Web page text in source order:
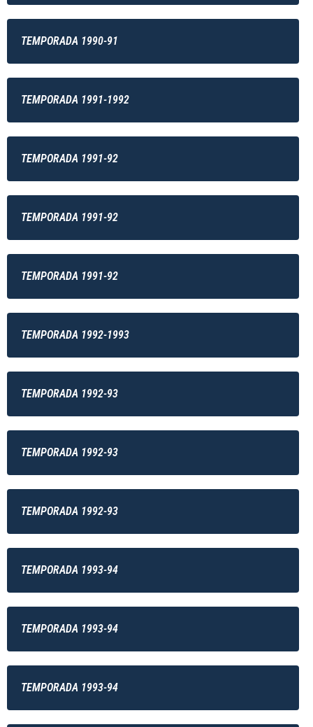
TEMPORADA 1990-91
TEMPORADA 1991-1992
TEMPORADA 1991-92
TEMPORADA 1991-92
TEMPORADA 1991-92
TEMPORADA 1992-1993
TEMPORADA 1992-93
TEMPORADA 1992-93
TEMPORADA 1992-93
TEMPORADA 1993-94
TEMPORADA 1993-94
TEMPORADA 1993-94